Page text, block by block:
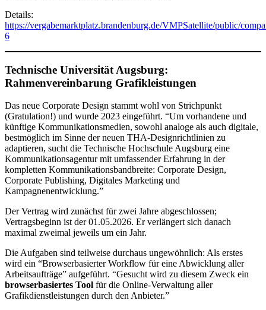
Details:
https://vergabemarktplatz.brandenburg.de/VMPSatellite/public/
6
Technische Universität Augsburg:
Rahmenvereinbarung Grafikleistungen
Das neue Corporate Design stammt wohl von Strichpunkt
(Gratulation!) und wurde 2023 eingeführt. “Um vorhandene und
künftige Kommunikationsmedien, sowohl analoge als auch digitale,
bestmöglich im Sinne der neuen THA-Designrichtlinien zu
adaptieren, sucht die Technische Hochschule Augsburg eine
Kommunikationsagentur mit umfassender Erfahrung in der
kompletten Kommunikationsbandbreite: Corporate Design,
Corporate Publishing, Digitales Marketing und
Kampagnenentwicklung.”
Der Vertrag wird zunächst für zwei Jahre abgeschlossen;
Vertragsbeginn ist der 01.05.2026. Er verlängert sich danach
maximal zweimal jeweils um ein Jahr.
Die Aufgaben sind teilweise durchaus ungewöhnlich: Als erstes
wird ein “Browserbasierter Workflow für eine Abwicklung aller
Arbeitsaufträge” aufgeführt. “Gesucht wird zu diesem Zweck ein
browserbasiertes Tool für die Online-Verwaltung aller
Grafikdienstleistungen durch den Anbieter.”